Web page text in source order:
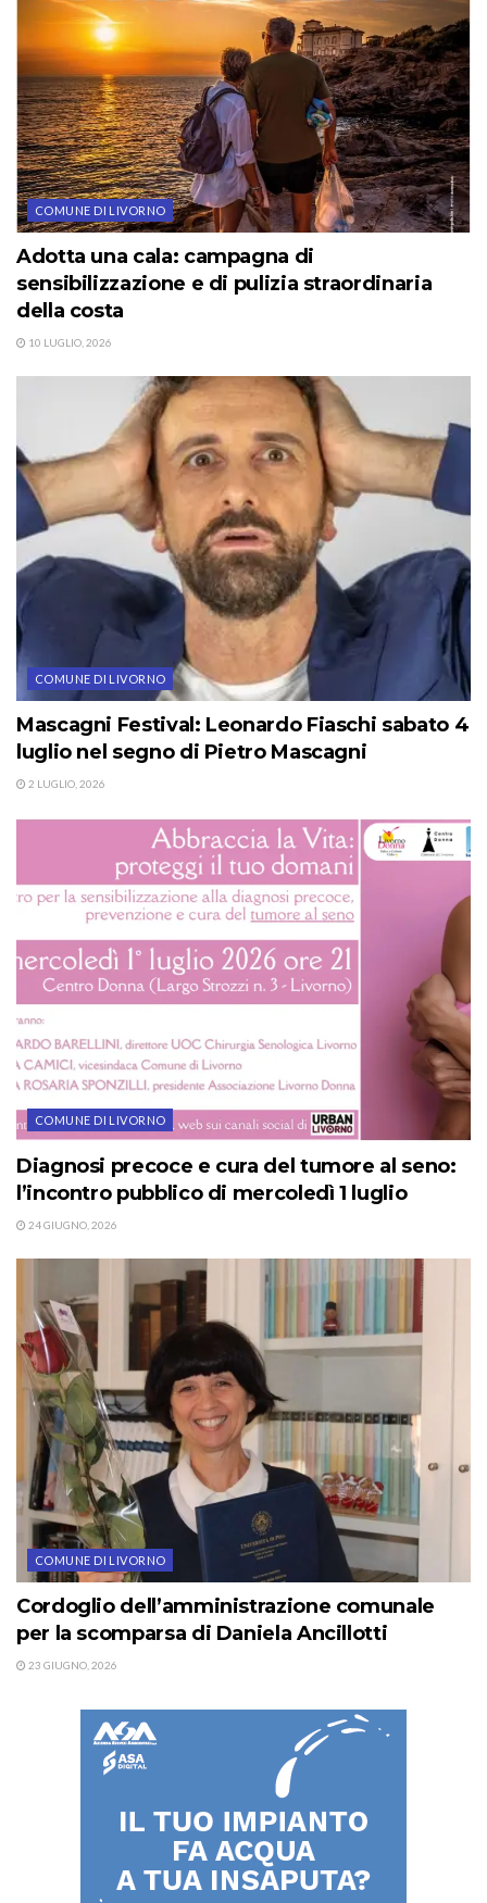
COMUNE DI LIVORNO
Adotta una cala: campagna di
sensibilizzazione e di pulizia straordinaria
della costa
10 LUGLIO, 2026
COMUNE DI LIVORNO
Mascagni Festival: Leonardo Fiaschi sabato 4
luglio nel segno di Pietro Mascagni
2 LUGLIO, 2026
COMUNE DI LIVORNO
Diagnosi precoce e cura del tumore al seno:
l’incontro pubblico di mercoledì 1 luglio
24 GIUGNO, 2026
COMUNE DI LIVORNO
Cordoglio dell’amministrazione comunale
per la scomparsa di Daniela Ancillotti
23 GIUGNO, 2026